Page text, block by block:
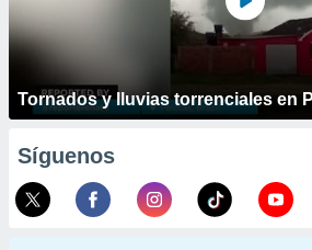
Tornados y lluvias torrenciales en
Síguenos